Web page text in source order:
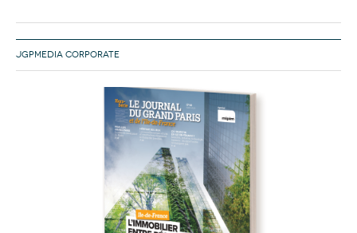
JGPMEDIA CORPORATE